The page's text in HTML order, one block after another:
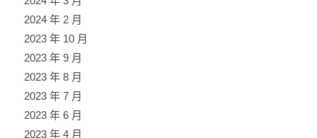
2024 年 2 月
2023 年 10 月
2023 年 9 月
2023 年 8 月
2023 年 7 月
2023 年 6 月
2023 年 4 月